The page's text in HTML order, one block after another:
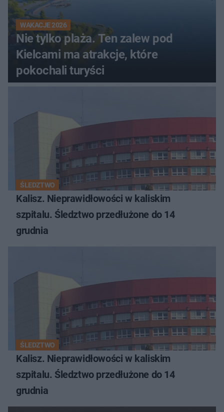
WAKACJE 2026
Nie tylko plaża. Ten zalew pod
Kielcami ma atrakcje, które
pokochali turyści
ŚLEDZTWO
Kalisz. Nieprawidłowości w kaliskim
szpitalu. Śledztwo przedłużone do 14
grudnia
ŚLEDZTWO
Kalisz. Nieprawidłowości w kaliskim
szpitalu. Śledztwo przedłużone do 14
grudnia